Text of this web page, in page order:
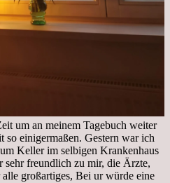
um an meinem Tagebuch weiter
so einigermaßen. Gestern war ich
Keller im selbigen Krankenhaus
freundlich zu mir, die Ärzte,
großartiges, Bei ur würde eine